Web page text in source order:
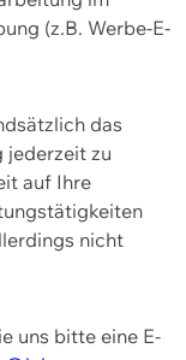
(z.B. Werbe-E-
das
jederzeit zu
auf Ihre
nicht
uns bitte eine E-